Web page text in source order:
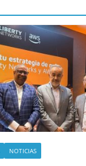
NOTICIAS